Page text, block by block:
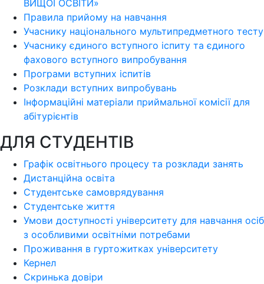
ВИЩОЇ ОСВІТИ»
Правила прийому на навчання
Учаснику національного мультипредметного тесту
Учаснику єдиного вступного іспиту та єдиного
фахового вступного випробування
Програми вступних іспитів
Розклади вступних випробувань
Інформаційні матеріали приймальної комісії для
абітурієнтів
ДЛЯ СТУДЕНТІВ
Графік освітнього процесу та розклади занять
Дистанційна освіта
Студентське самоврядування
Студентське життя
Умови доступності університету для навчання осіб
з особливими освітніми потребами
Проживання в гуртожитках університету
Кернел
Скринька довіри